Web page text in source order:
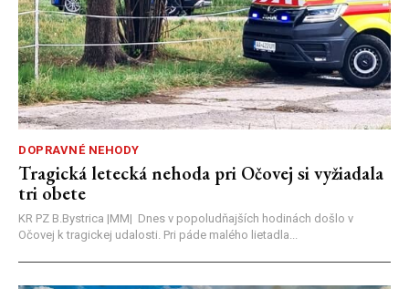
DOPRAVNÉ NEHODY
Tragická letecká nehoda pri Očovej si vyžiadala
tri obete
KR PZ B.Bystrica |MM| Dnes v popoludňajších hodinách došlo v
Očovej k tragickej udalosti. Pri páde malého lietadla...